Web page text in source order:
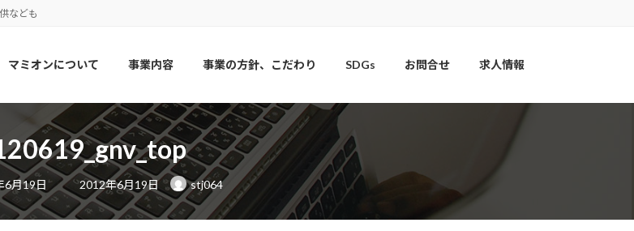
なども
マミオンについて 事業内容 事業の方針、こだわり SDGs お問合せ 求人情報
6月19日
最
終
更
新
日
2012年6月19日 stj064